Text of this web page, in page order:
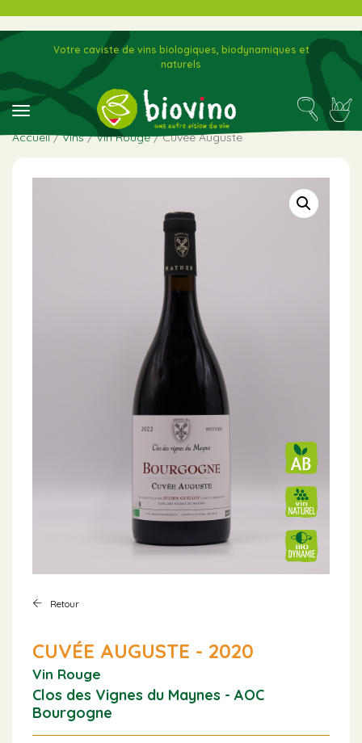
toggle navigation
Votre caviste de vins biologiques, biodynamiques et
naturels
Accueil/Vins/Vin Rouge/ Cuvée Auguste
Retour
CUVÉE AUGUSTE - 2020
Vin Rouge
Clos des Vignes du Maynes - AOC
Bourgogne